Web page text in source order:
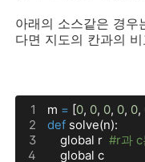
아래의 소스같은 경
다면 지도의 칸과의
1
2
3
4
m = [0, 0, 0, 0, 0,
def solve(n):
global r #r과 c
global c